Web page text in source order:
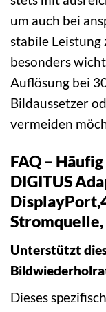
um auch bei
stabile Leistung
besonders
Auflösung bei
Bildaussetzer
vermeiden
FAQ –
DIGITUS
Stromquelle,
Unterstützt
Dieses